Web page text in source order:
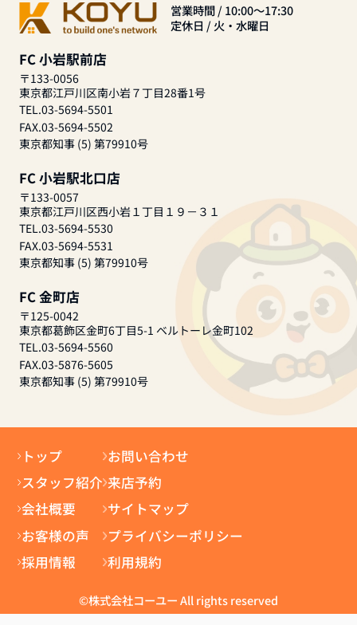
営業時間 / 10:00～17:30
定休日 / 火・水曜日
FC 小岩駅前店
〒133-0056
東京都江戸川区南小岩７丁目28番1号
TEL.03-5694-5501
FAX.03-5694-5502
東京都知事 (5) 第79910号
FC 小岩駅北口店
〒133-0057
東京都江戸川区西小岩１丁目１９－３１
TEL.03-5694-5530
FAX.03-5694-5531
東京都知事 (5) 第79910号
FC 金町店
〒125-0042
東京都葛飾区金町6丁目5-1 ベルトーレ金町102
TEL.03-5694-5560
FAX.03-5876-5605
東京都知事 (5) 第79910号
トップ
スタッフ紹介
会社概要
お客様の声
採用情報
お問い合わせ
来店予約
サイトマップ
プライバシーポリシー
利用規約
©株式会社コーユー All rights reserved